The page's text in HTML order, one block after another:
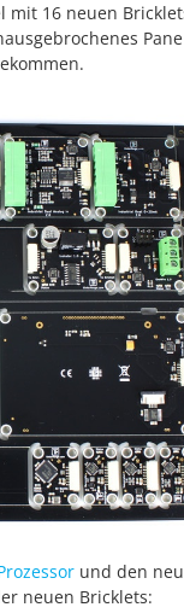
mit 16 neuen
und den
neuen Bricklets: